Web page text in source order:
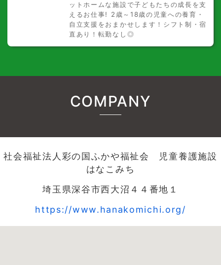
ットホームな施設で子どもたちの成長を支
えるお仕事! 2歳～18歳の児童への養育・
自立支援をおまかせします！シフト制・宿
直あり！転勤なし◎
COMPANY
社会福祉法人彩の国ふかや福祉会 児童養護施設
はなこみち
埼玉県深谷市西大沼４４番地１
https://www.hanakomichi.org/